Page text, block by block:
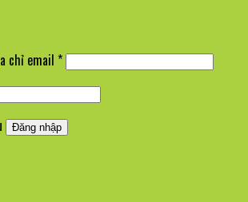
chỉ email *Bắt
Đăng nhập